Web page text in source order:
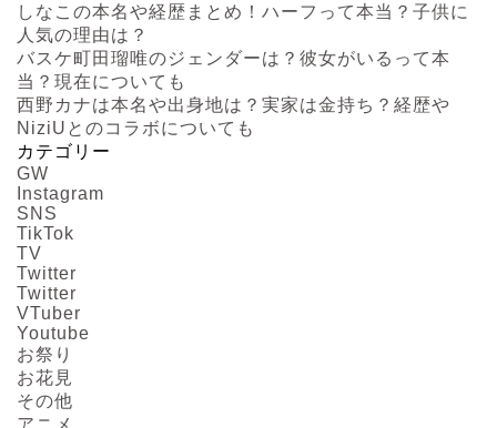
しなこの本名や経歴まとめ！ハーフって本当？子供に
人気の理由は？
バスケ町田瑠唯のジェンダーは？彼女がいるって本
当？現在についても
西野カナは本名や出身地は？実家は金持ち？経歴や
NiziUとのコラボについても
カテゴリー
GW
Instagram
SNS
TikTok
TV
Twitter
Twitter
VTuber
Youtube
お祭り
お花見
その他
アニメ